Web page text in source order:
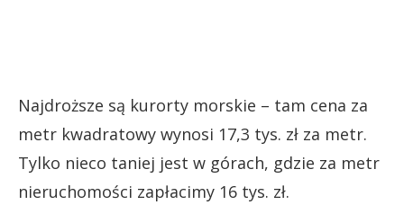
Najdroższe są kurorty morskie – tam cena za
metr kwadratowy wynosi 17,3 tys. zł za metr.
Tylko nieco taniej jest w górach, gdzie za metr
nieruchomości zapłacimy 16 tys. zł.